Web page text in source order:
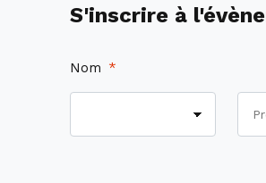
S'inscrire à
Nom *